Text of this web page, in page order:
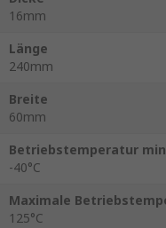
16mm
Länge
240mm
Breite
60mm
Betriebstemperatur
-40°C
Maximale
125°C